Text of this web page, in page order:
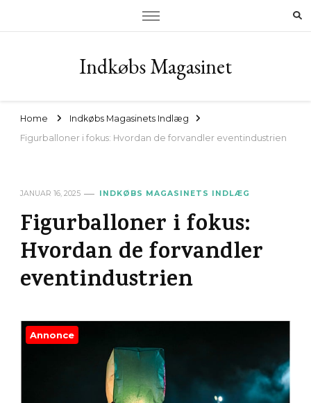
Indkøbs Magasinet
Home
Indkøbs Magasinets Indlæg
Figurballoner i fokus: Hvordan de forvandler eventindustrien
JANUAR 16, 2025 INDKØBS MAGASINETS INDLÆG
Figurballoner i fokus:
Hvordan de forvandler
eventindustrien
Annonce